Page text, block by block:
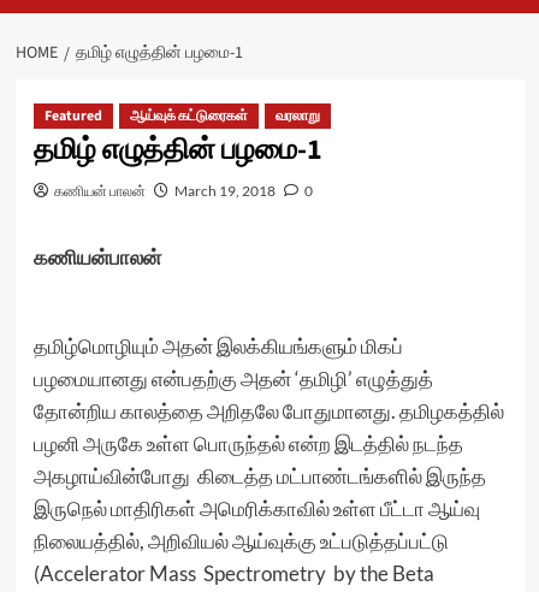
HOME தமிழ் எழுத்தின் பழமை-1
Featured ஆய்வுக் கட்டுரைகள் வரலாறு
தமிழ் எழுத்தின் பழமை-1
கணியன் பாலன் March 19, 2018 0
கணியன்பாலன்
தமிழ்மொழியும் அதன் இலக்கியங்களும் மிகப்
பழமையானது என்பதற்கு அதன் ‘தமிழி’ எழுத்துத்
தோன்றிய காலத்தை அறிதலே போதுமானது. தமிழகத்தில்
பழனி அருகே உள்ள பொருந்தல் என்ற இடத்தில் நடந்த
அகழாய்வின்போது கிடைத்த மட்பாண்டங்களில் இருந்த
இருநெல் மாதிரிகள் அமெரிக்காவில் உள்ள பீட்டா ஆய்வு
நிலையத்தில், அறிவியல் ஆய்வுக்கு உட்படுத்தப்பட்டு
(Accelerator Mass Spectrometry by the Beta